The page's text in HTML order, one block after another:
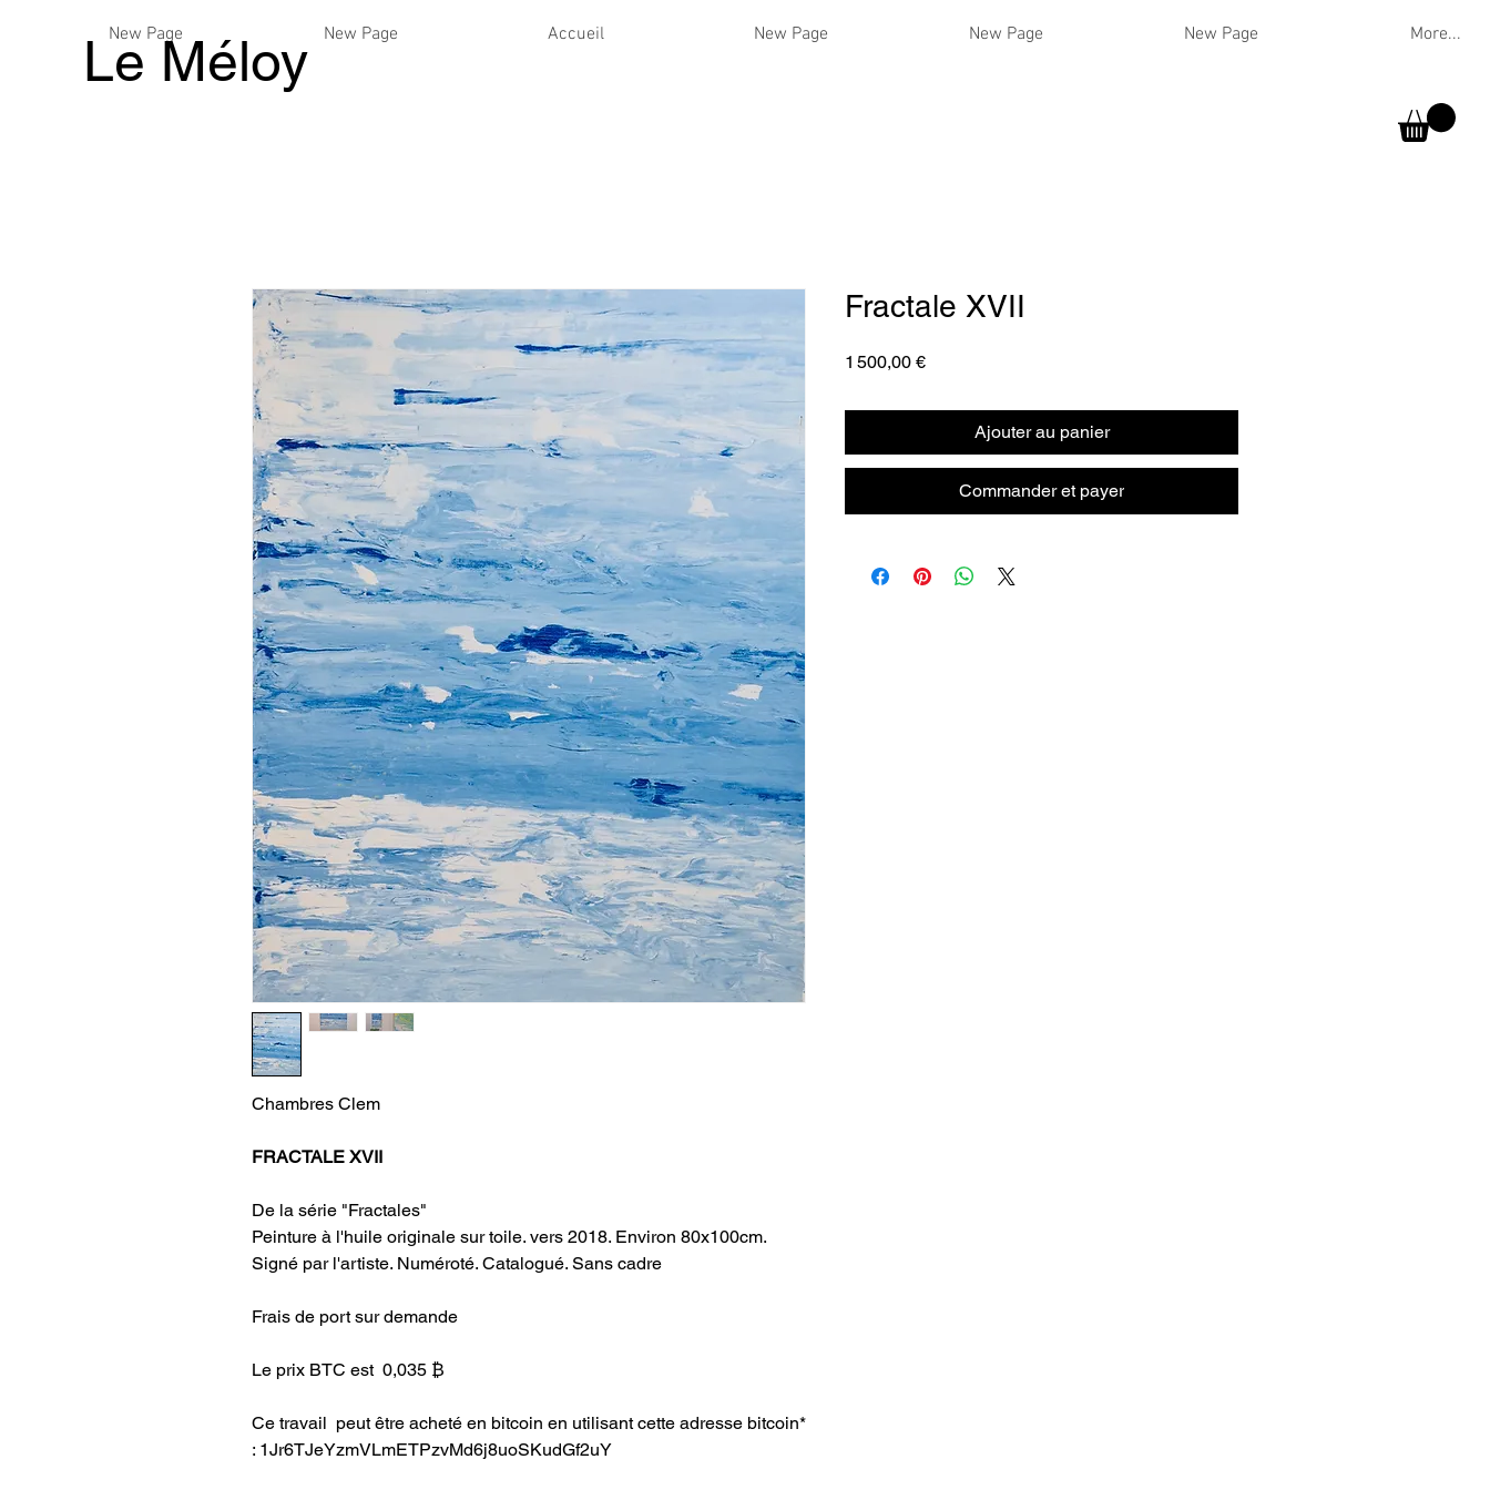
Le Méloy
New Page New Page Accueil New Page New Page New Page More...
Chambres Clem
FRACTALE XVII
De la série "Fractales"
Peinture à l'huile originale sur toile. vers 2018. Environ 80x100cm.
Signé par l'artiste. Numéroté. Catalogué. Sans cadre​
Frais de port sur demande
Le prix BTC est 0,035 ₿
Ce travail peut être acheté en bitcoin en utilisant cette adresse bitcoin*
: 1Jr6TJeYzmVLmETPzvMd6j8uoSKudGf2uY
Fractale XVII
1 500,00 €Prix
Ajouter au panier
Commander et payer